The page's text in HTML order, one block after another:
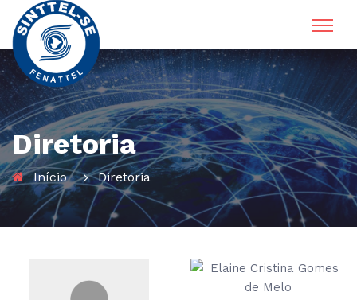
Diretoria
Início Diretoria